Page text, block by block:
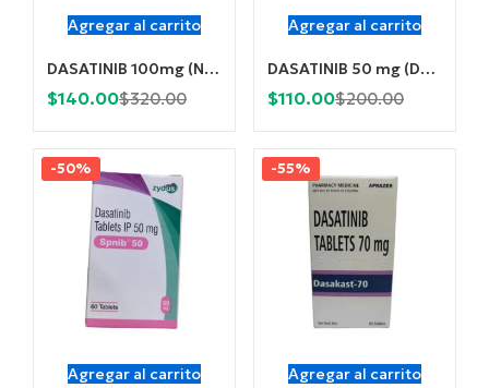
Agregar al carrito
DASATINIB 100mg (Nextki) x 30 Comprimidos
$140.00Current
$140.00.
$320.00Original
$320.00.
Agregar al carrito
DASATINIB 50 mg (Dyronib) x 60 Comprimidos
$110.00Current
$110.00.
$200.00Original
Agregar al carrito
-50%
Agregar al carrito
-55%